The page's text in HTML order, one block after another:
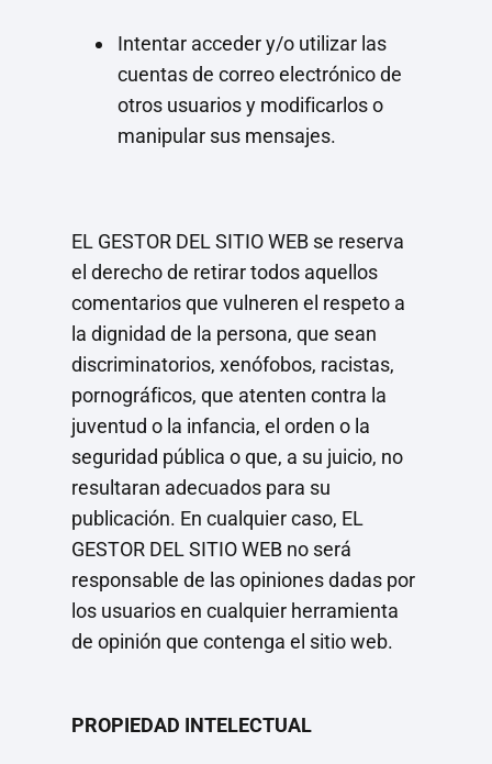
Intentar acceder y/o utilizar las
cuentas de correo electrónico de
otros usuarios y modificarlos o
manipular sus mensajes.
EL GESTOR DEL SITIO WEB se reserva
el derecho de retirar todos aquellos
comentarios que vulneren el respeto a
la dignidad de la persona, que sean
discriminatorios, xenófobos, racistas,
pornográficos, que atenten contra la
juventud o la infancia, el orden o la
seguridad pública o que, a su juicio, no
resultaran adecuados para su
publicación. En cualquier caso, EL
GESTOR DEL SITIO WEB no será
responsable de las opiniones dadas por
los usuarios en cualquier herramienta
de opinión que contenga el sitio web.
PROPIEDAD INTELECTUAL